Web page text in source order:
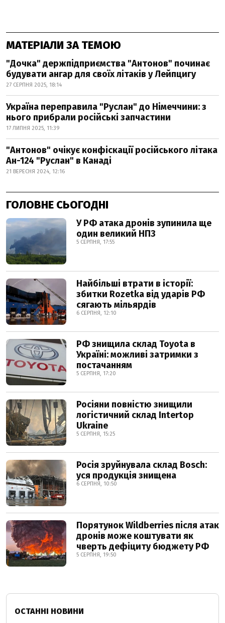
МАТЕРІАЛИ ЗА ТЕМОЮ
"Дочка" держпідприємства "Антонов" починає
будувати ангар для своїх літаків у Лейпцигу
27 СЕРПНЯ 2025, 18:14
Україна переправила "Руслан" до Німеччини: з
нього прибрали російські запчастини
17 ЛИПНЯ 2025, 11:39
"Антонов" очікує конфіскації російського літака
Ан-124 "Руслан" в Канаді
21 ВЕРЕСНЯ 2024, 12:16
ГОЛОВНЕ СЬОГОДНІ
У РФ атака дронів зупинила ще
один великий НПЗ
5 СЕРПНЯ, 17:55
Найбільші втрати в історії:
збитки Rozetka від ударів РФ
сягають мільярдів
6 СЕРПНЯ, 12:10
РФ знищила склад Toyota в
Україні: можливі затримки з
постачанням
5 СЕРПНЯ, 17:20
Росіяни повністю знищили
логістичний склад Intertop
Ukraine
5 СЕРПНЯ, 15:25
Росія зруйнувала склад Bosch:
уся продукція знищена
6 СЕРПНЯ, 10:50
Порятунок Wildberries після атак
дронів може коштувати як
чверть дефіциту бюджету РФ
5 СЕРПНЯ, 19:50
ОСТАННІ НОВИНИ